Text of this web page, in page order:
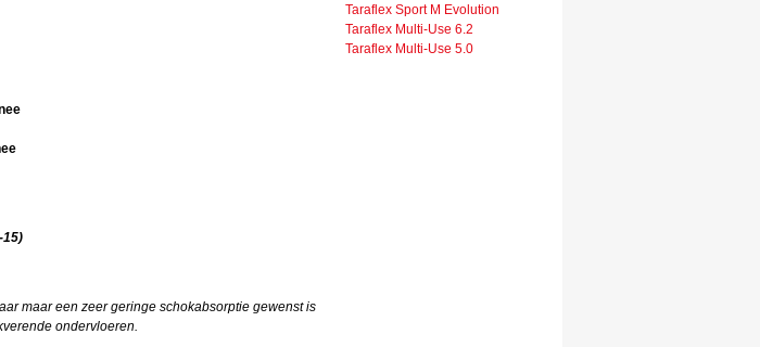
15)
maar een zeer geringe schokabsorptie gewenst is
ondervloeren.
Taraflex Sport M Evolution
Taraflex Multi-Use 6.2
Taraflex Multi-Use 5.0